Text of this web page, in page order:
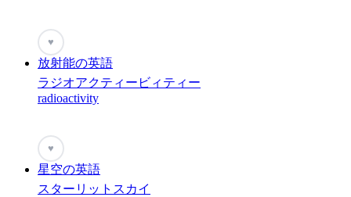
♥
放射能の英語
ラジオアクティービィティー
radioactivity
♥
星空の英語
スターリットスカイ